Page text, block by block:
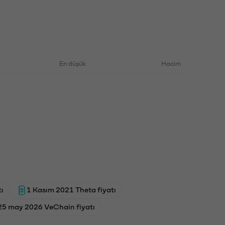
En düşük Hacim
1 Kasım 2021 Theta fiyatı
may 2026 VeChain fiyatı